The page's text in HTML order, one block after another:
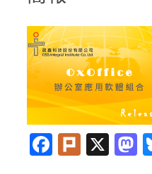
Fa
Pl
X